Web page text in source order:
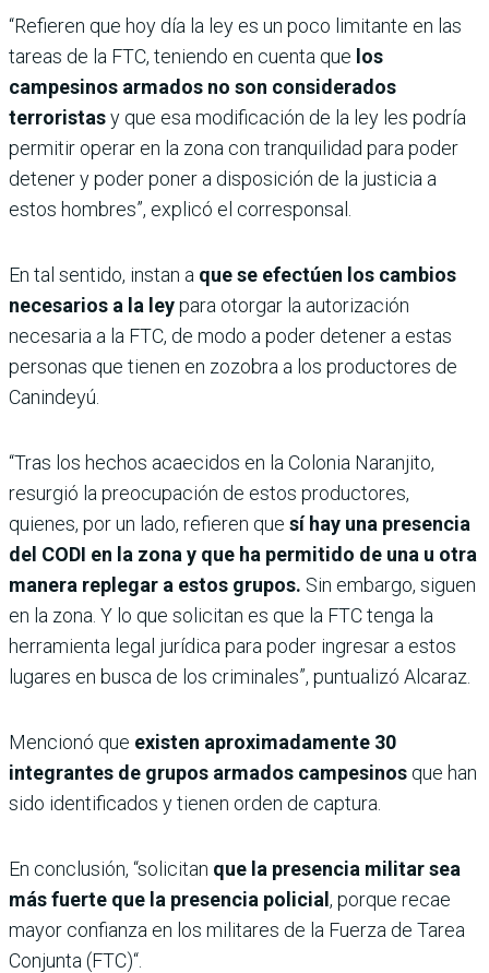
“Refieren que hoy día la ley es un poco limitante en las
tareas de la FTC, teniendo en cuenta que los
campesinos armados no son considerados
terroristasy que esa modificación de la ley les podría
permitir operar en la zona con tranquilidad para poder
detener y poder poner a disposición de la justicia a
estos hombres”, explicó el corresponsal.
En tal sentido, instan a que se efectúen los cambios
necesarios a la leypara otorgar la autorización
necesaria a la FTC, de modo a poder detener a estas
personas que tienen en zozobra a los productores de
Canindeyú.
“Tras los hechos acaecidos en la Colonia Naranjito,
resurgió la preocupación de estos productores,
quienes, por un lado, refieren que sí hay una presencia
del CODI en la zona y que ha permitido de una u otra
manera replegar a estos grupos. Sin embargo, siguen
en la zona. Y lo que solicitan es que la FTC tenga la
herramienta legal jurídica para poder ingresar a estos
lugares en busca de los criminales”, puntualizó Alcaraz.
Mencionó que existen aproximadamente 30
integrantes de grupos armados campesinos que han
sido identificados y tienen orden de captura.
En conclusión, “solicitan que la presencia militar sea
más fuerte que la presencia policial, porque recae
mayor confianza en los militares de la Fuerza de Tarea
Conjunta (FTC)“.